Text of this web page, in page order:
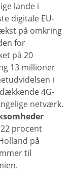
lande i
digitale EU-
på omkring
for
på 20
13 millioner
i
4G-
netværk.
procent
på
til